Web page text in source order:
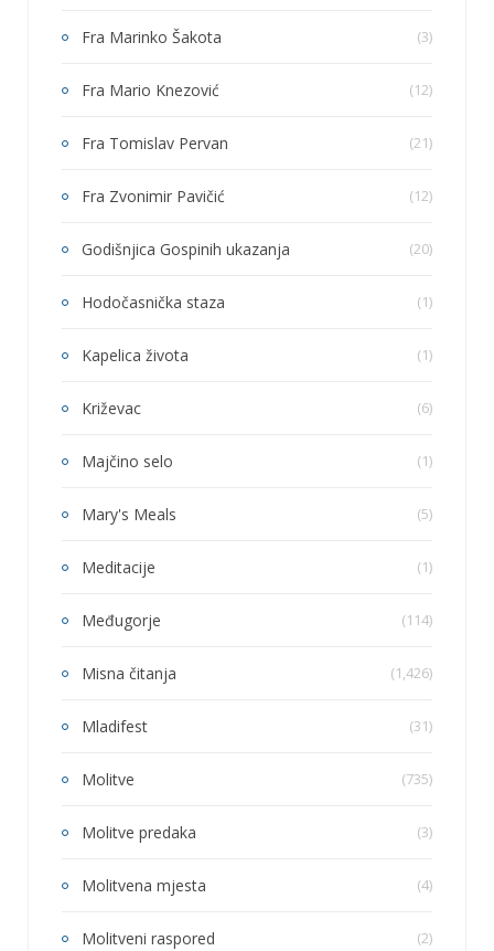
Fra Marinko Šakota (3)
Fra Mario Knezović (12)
Fra Tomislav Pervan (21)
Fra Zvonimir Pavičić (12)
Godišnjica Gospinih ukazanja (20)
Hodočasnička staza (1)
Kapelica života (1)
Križevac (6)
Majčino selo (1)
Mary's Meals (5)
Meditacije (1)
Međugorje (114)
Misna čitanja (1,426)
Mladifest (31)
Molitve (735)
Molitve predaka (3)
Molitvena mjesta (4)
Molitveni raspored (2)